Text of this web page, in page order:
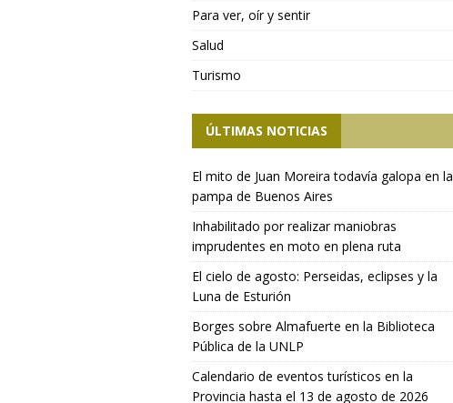
Para ver, oír y sentir
Salud
Turismo
ÚLTIMAS NOTICIAS
El mito de Juan Moreira todavía galopa en la
pampa de Buenos Aires
Inhabilitado por realizar maniobras
imprudentes en moto en plena ruta
El cielo de agosto: Perseidas, eclipses y la
Luna de Esturión
Borges sobre Almafuerte en la Biblioteca
Pública de la UNLP
Calendario de eventos turísticos en la
Provincia hasta el 13 de agosto de 2026